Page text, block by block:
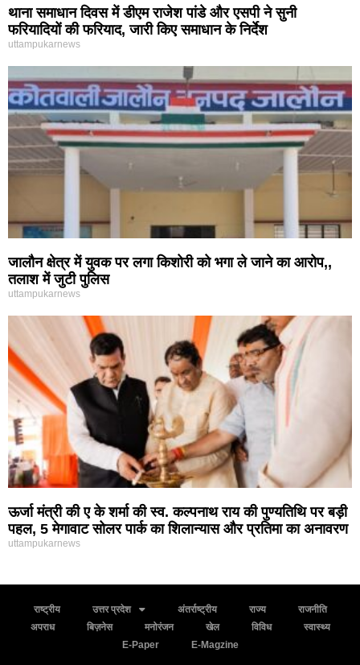
थाना समाधान दिवस में डीएम राजेश पांडे और एसपी ने सुनी
फरियादियों की फरियाद, जारी किए समाधान के निर्देश
uttampukarnews
जालौन क्षेत्र में युवक पर लगा किशोरी को भगा ले जाने का आरोप,,
तलाश में जुटी पुलिस
uttampukarnews
ऊर्जा मंत्री की ए के शर्मा की स्व. कल्पनाथ राय की पुण्यतिथि पर बड़ी
पहल, 5 मेगावाट सोलर पार्क का शिलान्यास और प्रतिमा का अनावरण
uttampukarnews
राष्ट्रीय उत्तर प्रदेश अंतर्राष्ट्रीय राज्य
राजनीति
अपराध
बिज़नेस मनोरंजन खेल विविध
स्वास्थ्य
E-Paper
E-Magzine